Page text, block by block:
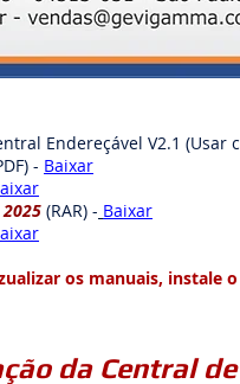
Endereçável V2.1 (Usar
- Baixar
2025 (RAR) - Baixar
os manuais, instale
da Central